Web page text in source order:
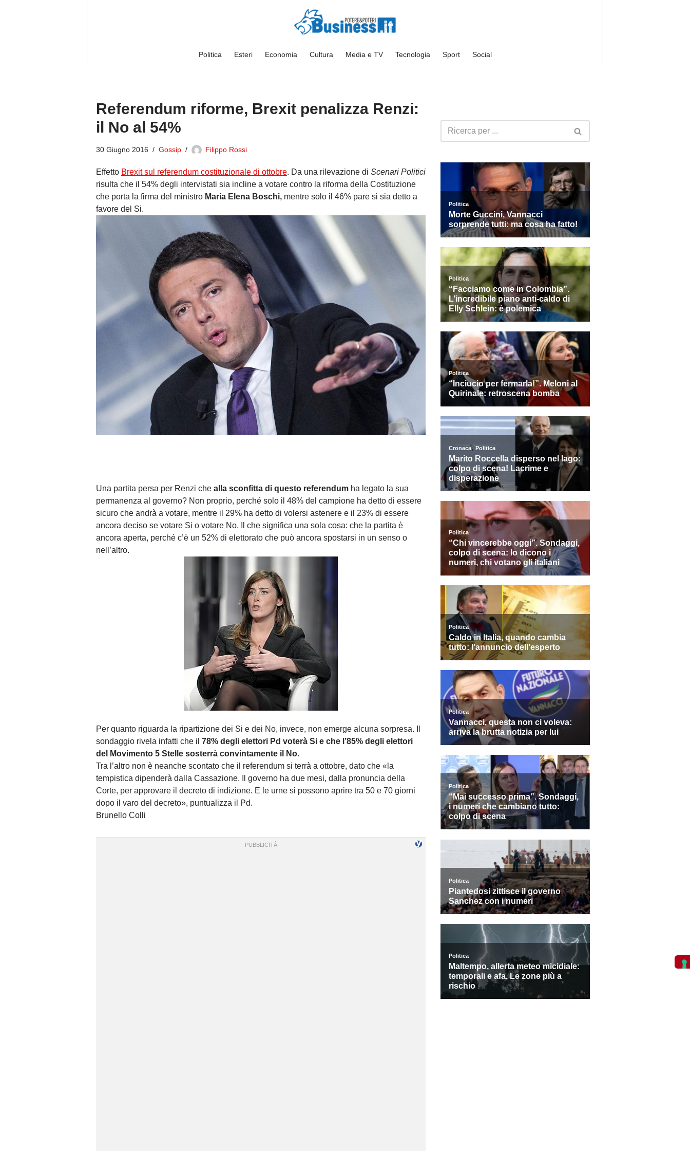
Politica Esteri Economia Cultura Media e TV Tecnologia Sport Social
Referendum riforme, Brexit penalizza Renzi:
il No al 54%
30 Giugno 2016 Gossip Filippo Rossi
Effetto Brexit sul referendum costituzionale di ottobre. Da una rilevazione di Scenari Politici
risulta che il 54% degli intervistati sia incline a votare contro la riforma della Costituzione
che porta la firma del ministro Maria Elena Boschi, mentre solo il 46% pare si sia detto a
favore del Si.
Una partita persa per Renzi che alla sconfitta di questo referendum ha legato la sua
permanenza al governo? Non proprio, perché solo il 48% del campione ha detto di essere
sicuro che andrà a votare, mentre il 29% ha detto di volersi astenere e il 23% di essere
ancora deciso se votare Si o votare No. Il che significa una sola cosa: che la partita è
ancora aperta, perché c’è un 52% di elettorato che può ancora spostarsi in un senso o
nell’altro.
Per quanto riguarda la ripartizione dei Si e dei No, invece, non emerge alcuna sorpresa. Il
sondaggio rivela infatti che il 78% degli elettori Pd voterà Si e che l’85% degli elettori
del Movimento 5 Stelle sosterrà convintamente il No.
Tra l’altro non è neanche scontato che il referendum si terrà a ottobre, dato che «la
tempistica dipenderà dalla Cassazione. Il governo ha due mesi, dalla pronuncia della
Corte, per approvare il decreto di indizione. E le urne si possono aprire tra 50 e 70 giorni
dopo il varo del decreto», puntualizza il Pd.
Brunello Colli